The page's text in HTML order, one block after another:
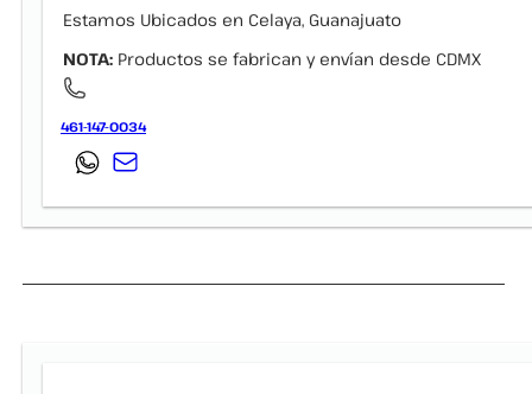
Estamos Ubicados en Celaya, Guanajuato
NOTA: Productos se fabrican y envían desde CDMX
461-147-0034